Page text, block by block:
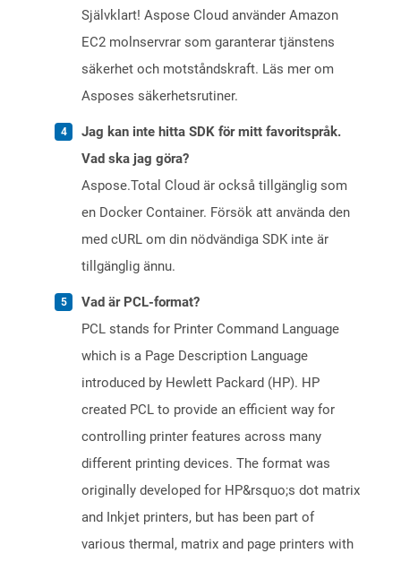
Självklart! Aspose Cloud använder Amazon
EC2 molnservrar som garanterar tjänstens
säkerhet och motståndskraft. Läs mer om
Asposes säkerhetsrutiner.
Jag kan inte hitta SDK för mitt favoritspråk.
Vad ska jag göra?
Aspose.Total Cloud är också tillgänglig som
en Docker Container. Försök att använda den
med cURL om din nödvändiga SDK inte är
tillgänglig ännu.
Vad är PCL-format?
PCL stands for Printer Command Language
which is a Page Description Language
introduced by Hewlett Packard (HP). HP
created PCL to provide an efficient way for
controlling printer features across many
different printing devices. The format was
originally developed for HP&rsquo;s dot matrix
and Inkjet printers, but has been part of
various thermal, matrix and page printers with